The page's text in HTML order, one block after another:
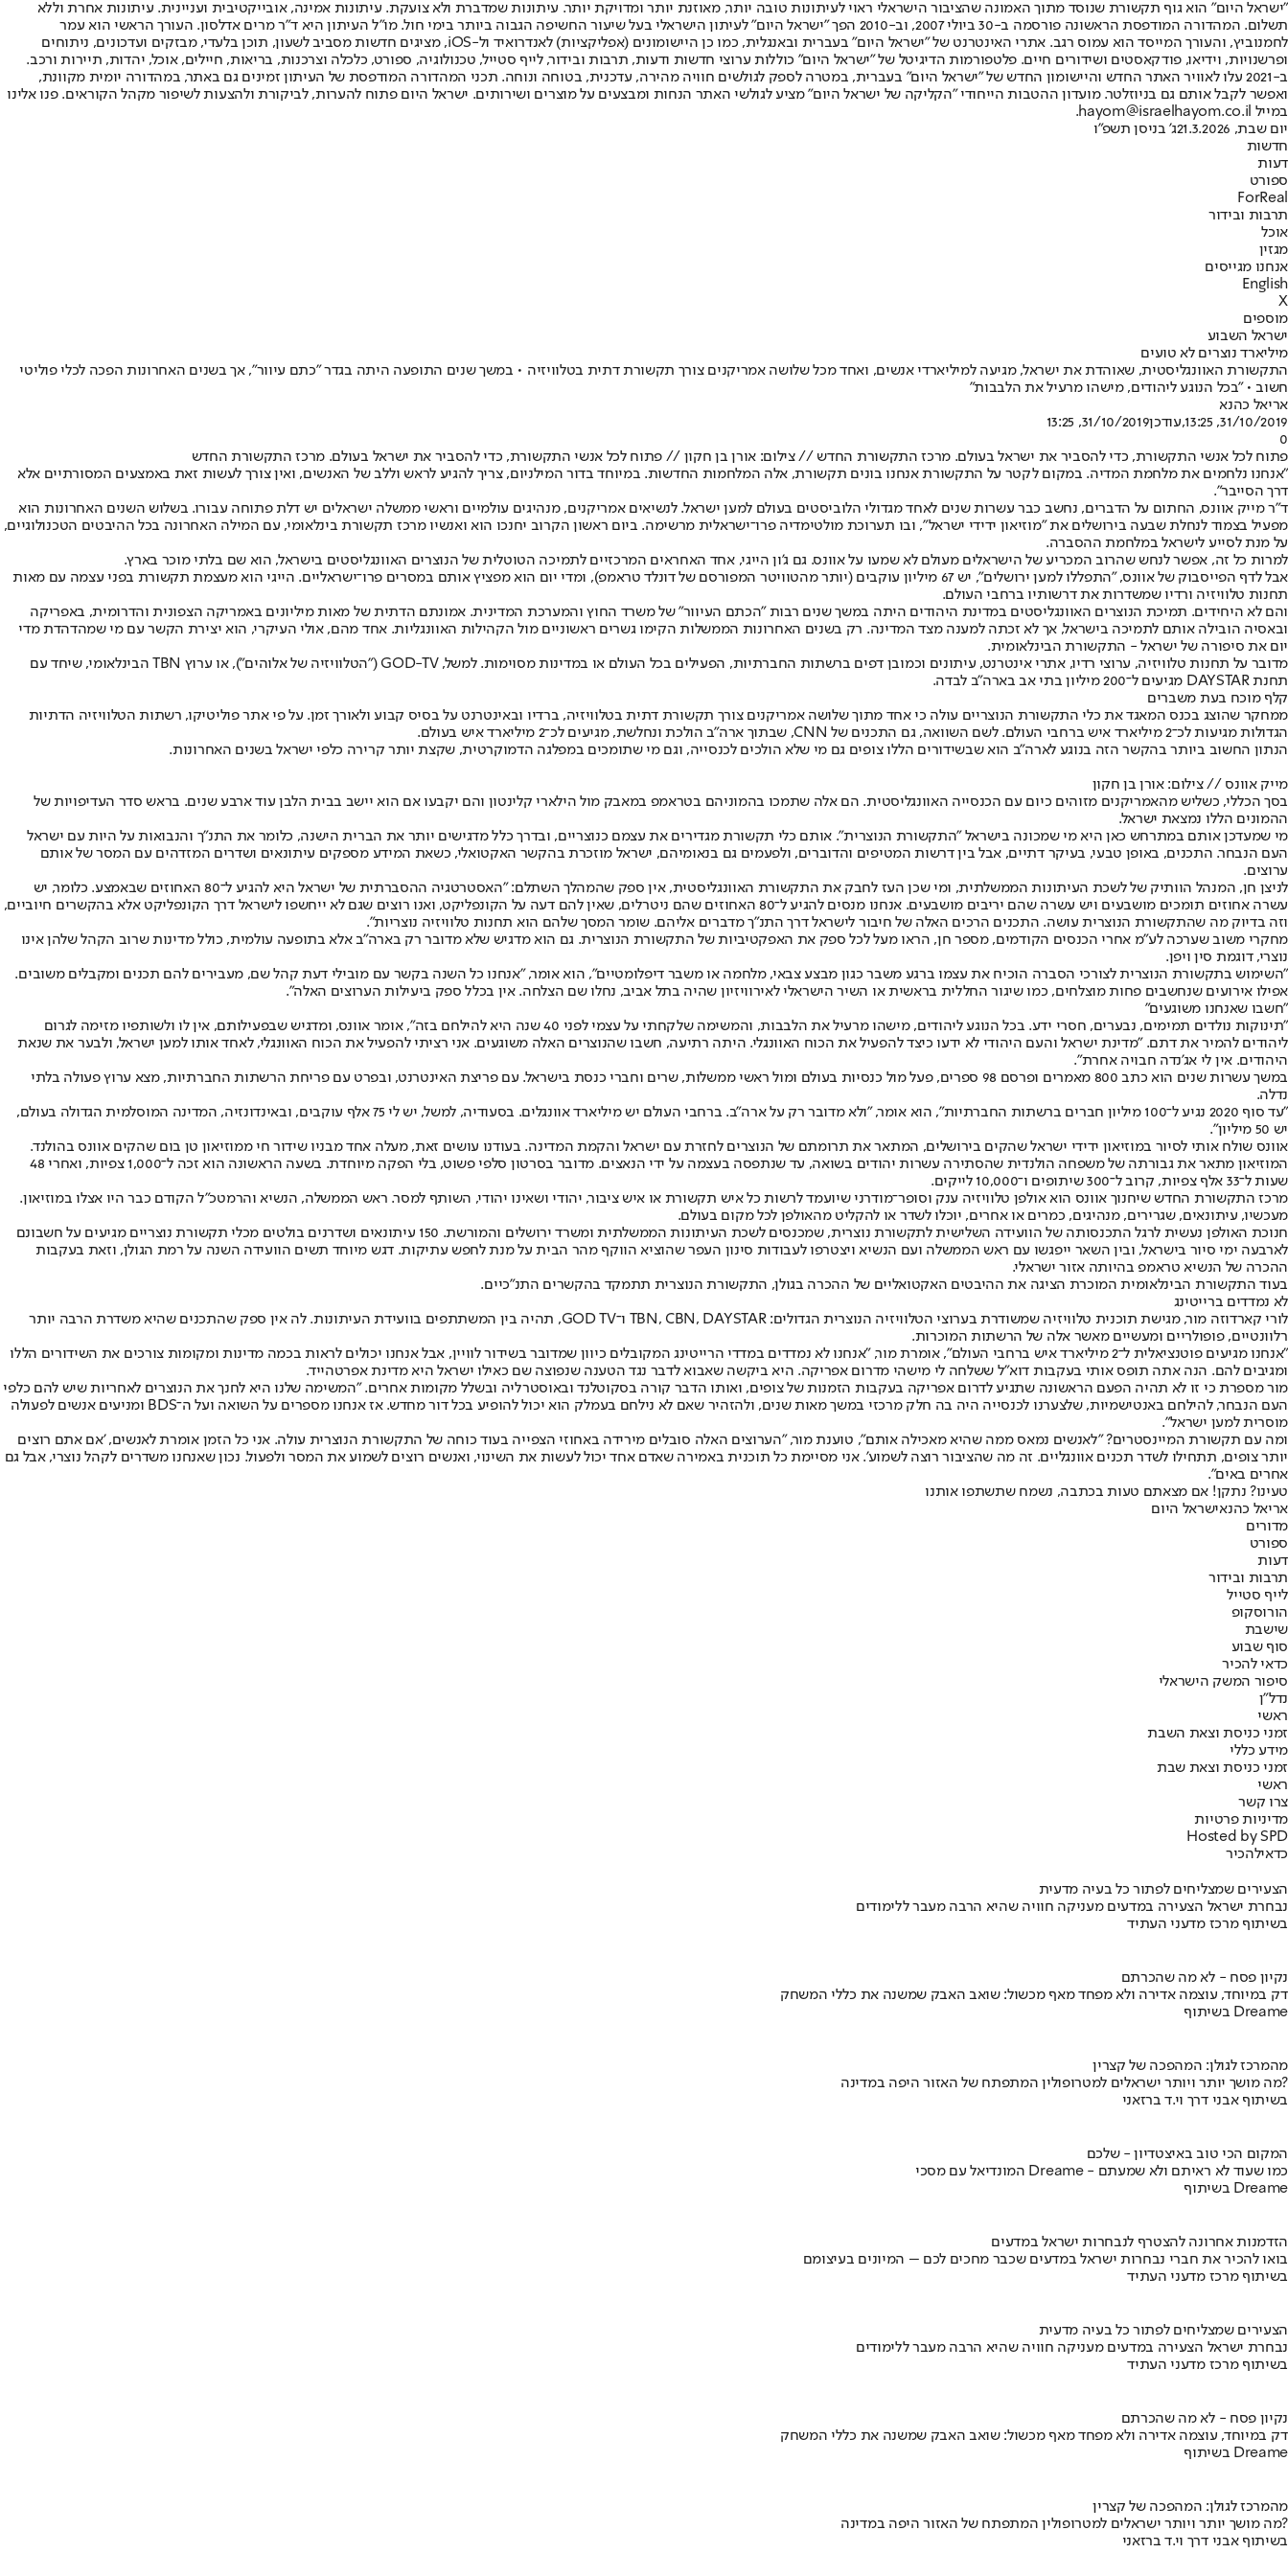
"ישראל היום" הוא גוף תקשורת שנוסד מתוך האמונה שהציבור הישראלי ראוי לעיתונות טובה יותר, מאוזנת יותר ומדויקת יותר. עיתונות שמדברת ולא צועקת. עיתונות אמינה, אובייקטיבית ועניינית. עיתונות אחרת וללא
תשלום. המהדורה המודפסת הראשונה פורסמה ב-30 ביולי 2007, וב-2010 הפך "ישראל היום" לעיתון הישראלי בעל שיעור החשיפה הגבוה ביותר בימי חול. מו"ל העיתון היא ד"ר מרים אדלסון. העורך הראשי הוא עמר
לחמנוביץ, והעורך המייסד הוא עמוס רגב. אתרי האינטרנט של "ישראל היום" בעברית ובאנגלית, כמו כן היישומונים (אפליקציות) לאנדרואיד ול-iOS, מציגים חדשות מסביב לשעון, תוכן בלעדי, מבזקים ועדכונים, ניתוחים
ופרשנויות, וידיאו, פודקאסטים ושידורים חיים. פלטפורמות הדיגיטל של "ישראל היום" כוללות ערוצי חדשות ודעות, תרבות ובידור, לייף סטייל, טכנולוגיה, ספורט, כלכלה וצרכנות, בריאות, חיילים, אוכל, יהדות, תיירות ורכב.
ב-2021 עלו לאוויר האתר החדש והיישומון החדש של "ישראל היום" בעברית, במטרה לספק לגולשים חוויה מהירה, עדכנית, בטוחה ונוחה. תכני המהדורה המודפסת של העיתון זמינים גם באתר, במהדורה יומית מקוונת,
ואפשר לקבל אותם גם בניוזלטר. מועדון ההטבות הייחודי "הקליקה של ישראל היום" מציע לגולשי האתר הנחות ומבצעים על מוצרים ושירותים. ישראל היום פתוח להערות, לביקורת ולהצעות לשיפור מקהל הקוראים. פנו אלינו
במייל hayom@israelhayom.co.il.
יום שבת, 21.3.2026
ג' בניסן תשפ"ו
חדשות
דעות
ספורט
ForReal
תרבות ובידור
אוכל
מגזין
אנחנו מגייסים
English
X
מוספים
ישראל השבוע
מיליארד נוצרים לא טועים
התקשורת האוונגליסטית, שאוהדת את ישראל, מגיעה למיליארדי אנשים, ואחד מכל שלושה אמריקנים צורך תקשורת דתית בטלוויזיה • במשך שנים התופעה היתה בגדר "כתם עיוור", אך בשנים האחרונות הפכה לכלי פוליטי
חשוב • "בכל הנוגע ליהודים, מישהו מרעיל את הלבבות"
אריאל כהנא
31/10/2019, 13:25
,עודכן31/10/2019, 13:25
0
פתוח לכל אנשי התקשורת, כדי להסביר את ישראל בעולם. מרכז התקשורת החדש // צילום: אורן בן חקון // פתוח לכל אנשי התקשורת, כדי להסביר את ישראל בעולם. מרכז התקשורת החדש
"אנחנו נלחמים את מלחמת המדיה. במקום לקטר על התקשורת אנחנו בונים תקשורת, אלה המלחמות החדשות. במיוחד בדור המילניום, צריך להגיע לראש וללב של האנשים, ואין צורך לעשות זאת באמצעים המסורתיים אלא
דרך הסייבר".
ד"ר מייק אוונס, החתום על הדברים, נחשב כבר עשרות שנים לאחד מגדולי הלוביסטים בעולם למען ישראל. לנשיאים אמריקנים, מנהיגים עולמיים וראשי ממשלה ישראלים יש דלת פתוחה עבורו. בשלוש השנים האחרונות הוא
מפעיל בצמוד לנחלת שבעה בירושלים את "מוזיאון ידידי ישראל", ובו תערוכת מולטימדיה פרו־ישראלית מרשימה. ביום ראשון הקרוב יחנכו הוא ואנשיו מרכז תקשורת בינלאומי, עם המילה האחרונה בכל ההיבטים הטכנולוגיים,
על מנת לסייע לישראל במלחמת ההסברה.
למרות כל זה, אפשר לנחש שהרוב המכריע של הישראלים מעולם לא שמעו על אוונס. גם ג'ון הייגי, אחד האחראים המרכזיים לתמיכה הטוטלית של הנוצרים האוונגליסטים בישראל, הוא שם בלתי מוכר בארץ.
אבל לדף הפייסבוק של אוונס, "התפללו למען ירושלים", יש 67 מיליון עוקבים (יותר מהטוויטר המפורסם של דונלד טראמפ), ומדי יום הוא מפציץ אותם במסרים פרו־ישראליים. הייגי הוא מעצמת תקשורת בפני עצמה עם מאות
תחנות טלוויזיה ורדיו שמשדרות את דרשותיו ברחבי העולם.
והם לא היחידים. תמיכת הנוצרים האוונגליסטים במדינת היהודים היתה במשך שנים רבות "הכתם העיוור" של משרד החוץ והמערכת המדינית. אמונתם הדתית של מאות מיליונים באמריקה הצפונית והדרומית, באפריקה
ובאסיה הובילה אותם לתמיכה בישראל, אך לא זכתה למענה מצד המדינה. רק בשנים האחרונות הממשלות הקימו גשרים ראשוניים מול הקהילות האוונגליות. אחד מהם, אולי העיקרי, הוא יצירת הקשר עם מי שמהדהדת מדי
יום את סיפורה של ישראל - התקשורת הבינלאומית.
מדובר על תחנות טלוויזיה, ערוצי רדיו, אתרי אינטרנט, עיתונים וכמובן דפים ברשתות החברתיות, הפעילים בכל העולם או במדינות מסוימות. למשל, GOD-TV ("הטלוויזיה של אלוהים"), או ערוץ TBN הבינלאומי, שיחד עם
תחנת DAYSTAR מגיעים ל־200 מיליון בתי אב בארה"ב לבדה.
קלף מוכח בעת משברים
ממחקר שהוצג בכנס המאגד את כלי התקשורת הנוצריים עולה כי אחד מתוך שלושה אמריקנים צורך תקשורת דתית בטלוויזיה, ברדיו ובאינטרנט על בסיס קבוע ולאורך זמן. על פי אתר פוליטיקו, רשתות הטלוויזיה הדתיות
הגדולות מגיעות לכ־2 מיליארד איש ברחבי העולם. לשם השוואה, גם התכנים של CNN, שבתוך ארה"ב הולכת ונחלשת, מגיעים לכ־2 מיליארד איש בעולם.
הנתון החשוב ביותר בהקשר הזה בנוגע לארה"ב הוא שבשידורים הללו צופים גם מי שלא הולכים לכנסייה, וגם מי שתומכים במפלגה הדמוקרטית, שקצת יותר קרירה כלפי ישראל בשנים האחרונות.
מייק אוונס // צילום: אורן בן חקון
בסך הכללי, כשליש מהאמריקנים מזוהים כיום עם הכנסייה האוונגליסטית. הם אלה שתמכו בהמוניהם בטראמפ במאבק מול הילארי קלינטון והם יקבעו אם הוא יישב בבית הלבן עוד ארבע שנים. בראש סדר העדיפויות של
ההמונים הללו נמצאת ישראל.
מי שמעדכן אותם במתרחש כאן היא מי שמכונה בישראל "התקשורת הנוצרית". אותם כלי תקשורת מגדירים את עצמם כנוצריים, ובדרך כלל מדגישים יותר את הברית הישנה, כלומר את התנ"ך והנבואות על היות עם ישראל
העם הנבחר. התכנים, באופן טבעי, בעיקר דתיים, אבל בין דרשות המטיפים והדוברים, ולפעמים גם בנאומיהם, ישראל מוזכרת בהקשר האקטואלי, כשאת המידע מספקים עיתונאים ושדרים המזדהים עם המסר של אותם
ערוצים.
לניצן חן, המנהל הוותיק של לשכת העיתונות הממשלתית, ומי שכן העז לחבק את התקשורת האוונגליסטית, אין ספק שהמהלך השתלם: "האסטרטגיה ההסברתית של ישראל היא להגיע ל־80 האחוזים שבאמצע. כלומר, יש
עשרה אחוזים תומכים מושבעים ויש עשרה שהם יריבים מושבעים. אנחנו מנסים להגיע ל־80 האחוזים שהם ניטרלים, שאין להם דעה על הקונפליקט, ואנו רוצים שגם לא ייחשפו לישראל דרך הקונפליקט אלא בהקשרים חיוביים,
וזה בדיוק מה שהתקשורת הנוצרית עושה. התכנים הרכים האלה של חיבור לישראל דרך התנ"ך מדברים אליהם. שומר המסך שלהם הוא תחנות טלוויזיה נוצריות".
מחקרי משוב שערכה לע"מ אחרי הכנסים הקודמים, מספר חן, הראו מעל לכל ספק את האפקטיביות של התקשורת הנוצרית. גם הוא מדגיש שלא מדובר רק בארה"ב אלא בתופעה עולמית, כולל מדינות שרוב הקהל שלהן אינו
נוצרי, דוגמת סין ויפן.
"השימוש בתקשורת הנוצרית לצורכי הסברה הוכיח את עצמו ברגע משבר כגון מבצע צבאי, מלחמה או משבר דיפלומטיים", הוא אומר, "אנחנו כל השנה בקשר עם מובילי דעת קהל שם, מעבירים להם תכנים ומקבלים משובים.
אפילו אירועים שנחשבים פחות מוצלחים, כמו שיגור החללית בראשית או השיר הישראלי לאירוויזיון שהיה בתל אביב, נחלו שם הצלחה. אין בכלל ספק ביעילות הערוצים האלה".
"חשבו שאנחנו משוגעים"
"תינוקות נולדים תמימים, נבערים, חסרי ידע. בכל הנוגע ליהודים, מישהו מרעיל את הלבבות, והמשימה שלקחתי על עצמי לפני 40 שנה היא להילחם בזה", אומר אוונס, ומדגיש שבפעילותם, אין לו ולשותפיו מזימה לגרום
ליהודים להמיר את דתם. "מדינת ישראל והעם היהודי לא ידעו כיצד להפעיל את הכוח האוונגלי. היתה רתיעה, חשבו שהנוצרים האלה משוגעים. אני רציתי להפעיל את הכוח האוונגלי, לאחד אותו למען ישראל, ולבער את שנאת
היהודים. אין לי אג'נדה חבויה אחרת".
במשך עשרות שנים הוא כתב 800 מאמרים ופרסם 98 ספרים, פעל מול כנסיות בעולם ומול ראשי ממשלות, שרים וחברי כנסת בישראל. עם פריצת האינטרנט, ובפרט עם פריחת הרשתות החברתיות, מצא ערוץ פעולה בלתי
נדלה.
"עד סוף 2020 נגיע ל־100 מיליון חברים ברשתות החברתיות", הוא אומר, "ולא מדובר רק על ארה"ב. ברחבי העולם יש מיליארד אוונגלים. בסעודיה, למשל, יש לי 75 אלף עוקבים, ובאינדונזיה, המדינה המוסלמית הגדולה בעולם,
יש 50 מיליון".
אוונס שולח אותי לסיור במוזיאון ידידי ישראל שהקים בירושלים, המתאר את תרומתם של הנוצרים לחזרת עם ישראל והקמת המדינה. בעודנו עושים זאת, מעלה אחד מבניו שידור חי ממוזיאון טן בום שהקים אוונס בהולנד.
המוזיאון מתאר את גבורתה של משפחה הולנדית שהסתירה עשרות יהודים בשואה, עד שנתפסה בעצמה על ידי הנאצים. מדובר בסרטון סלפי פשוט, בלי הפקה מיוחדת. בשעה הראשונה הוא זכה ל־1,000 צפיות, ואחרי 48
שעות ל־33 אלף צפיות, קרוב ל־300 שיתופים ו־10,000 לייקים.
מרכז התקשורת החדש שיחנוך אוונס הוא אולפן טלוויזיה ענק וסופר־מודרני שיועמד לרשות כל איש תקשורת או איש ציבור, יהודי ושאינו יהודי, השותף למסר. ראש הממשלה, הנשיא והרמטכ"ל הקודם כבר היו אצלו במוזיאון.
מעכשיו, עיתונאים, שגרירים, מנהיגים, כמרים או אחרים, יוכלו לשדר או להקליט מהאולפן לכל מקום בעולם.
חנוכת האולפן נעשית לרגל התכנסותה של הוועידה השלישית לתקשורת נוצרית, שמכנסים לשכת העיתונות הממשלתית ומשרד ירושלים והמורשת. 150 עיתונאים ושדרנים בולטים מכלי תקשורת נוצריים מגיעים על חשבונם
לארבעה ימי סיור בישראל, ובין השאר ייפגשו עם ראש הממשלה ועם הנשיא ויצטרפו לעבודות סינון העפר שהוציא הווקף מהר הבית על מנת לחפש עתיקות. דגש מיוחד תשים הוועידה השנה על רמת הגולן, וזאת בעקבות
ההכרה של הנשיא טראמפ בהיותה אזור ישראלי.
בעוד התקשורת הבינלאומית המוכרת הציגה את ההיבטים האקטואליים של ההכרה בגולן, התקשורת הנוצרית תתמקד בהקשרים התנ"כיים.
לא נמדדים ברייטינג
לורי קארדוזה מור, מגישת תוכנית טלוויזיה שמשודרת בערוצי הטלוויזיה הנוצרית הגדולים: TBN, CBN, DAYSTAR ו־GOD TV, תהיה בין המשתתפים בוועידת העיתונות. לה אין ספק שהתכנים שהיא משדרת הרבה יותר
רלוונטיים, פופולריים ומעשיים מאשר אלה של הרשתות המוכרות.
"אנחנו מגיעים פוטנציאלית ל־2 מיליארד איש ברחבי העולם", אומרת מור, "אנחנו לא נמדדים במדדי הרייטינג המקובלים כיוון שמדובר בשידור לוויין, אבל אנחנו יכולים לראות בכמה מדינות ומקומות צורכים את השידורים הללו
ומגיבים להם. הנה אתה תופס אותי בעקבות דוא"ל ששלחה לי מישהי מדרום אפריקה. היא ביקשה שאבוא לדבר נגד הטענה שנפוצה שם כאילו ישראל היא מדינת אפרטהייד.
מור מספרת כי זו לא תהיה הפעם הראשונה שתגיע לדרום אפריקה בעקבות הזמנות של צופים, ואותו הדבר קורה בסקוטלנד ובאוסטרליה ובשלל מקומות אחרים. "המשימה שלנו היא לחנך את הנוצרים לאחריות שיש להם כלפי
העם הנבחר, להילחם באנטישמיות, שלצערנו לכנסייה היה בה חלק מרכזי במשך מאות שנים, ולהזהיר שאם לא נילחם בעמלק הוא יכול להופיע בכל דור מחדש. אז אנחנו מספרים על השואה ועל ה־BDS ומניעים אנשים לפעולה
מוסרית למען ישראל".
ומה עם תקשורת המיינסטרים? "לאנשים נמאס ממה שהיא מאכילה אותם", טוענת מור, "הערוצים האלה סובלים מירידה באחוזי הצפייה בעוד כוחה של התקשורת הנוצרית עולה. אני כל הזמן אומרת לאנשים, 'אם אתם רוצים
יותר צופים, תתחילו לשדר תכנים אוונגליים. זה מה שהציבור רוצה לשמוע'. אני מסיימת כל תוכנית באמירה שאדם אחד יכול לעשות את השינוי, ואנשים רוצים לשמוע את המסר ולפעול. נכון שאנחנו משדרים לקהל נוצרי, אבל גם
אחרים באים".
טעינו? נתקן! אם מצאתם טעות בכתבה, נשמח שתשתפו אותנו
אריאל כהנאישראל היום
מדורים
ספורט
דעות
תרבות ובידור
לייף סטייל
הורוסקופ
שישבת
סוף שבוע
כדאי להכיר
סיפור המשק הישראלי
נדל"ן
ראשי
זמני כניסת וצאת השבת
מידע כללי
זמני כניסת וצאת שבת
ראשי
צרו קשר
מדיניות פרטיות
Hosted by SPD
כדאילהכיר
הצעירים שמצליחים לפתור כל בעיה מדעית
נבחרת ישראל הצעירה במדעים מעניקה חוויה שהיא הרבה מעבר ללימודים
בשיתוף מרכז מדעני העתיד
נקיון פסח - לא מה שהכרתם
דק במיוחד, עוצמה אדירה ולא מפחד מאף מכשול: שואב האבק שמשנה את כללי המשחק
בשיתוף Dreame
מהמרכז לגולן: המהפכה של קצרין
מה מושך יותר ויותר ישראלים למטרופולין המתפתח של האזור היפה במדינה?
בשיתוף אבני דרך וי.ד ברזאני
המקום הכי טוב באיצטדיון - שלכם
המונדיאל עם מסכי Dreame - כמו שעוד לא ראיתם ולא שמעתם
בשיתוף Dreame
הזדמנות אחרונה להצטרף לנבחרות ישראל במדעים
בואו להכיר את חברי נבחרות ישראל במדעים שכבר מחכים לכם – המיונים בעיצומם
בשיתוף מרכז מדעני העתיד
הצעירים שמצליחים לפתור כל בעיה מדעית
נבחרת ישראל הצעירה במדעים מעניקה חוויה שהיא הרבה מעבר ללימודים
בשיתוף מרכז מדעני העתיד
נקיון פסח - לא מה שהכרתם
דק במיוחד, עוצמה אדירה ולא מפחד מאף מכשול: שואב האבק שמשנה את כללי המשחק
בשיתוף Dreame
מהמרכז לגולן: המהפכה של קצרין
מה מושך יותר ויותר ישראלים למטרופולין המתפתח של האזור היפה במדינה?
בשיתוף אבני דרך וי.ד ברזאני